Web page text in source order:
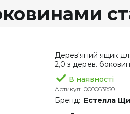
Дерев'яний ящик
2,0 з дерев.
В наявності
Артикул: 000063850
Бренд: Естелла